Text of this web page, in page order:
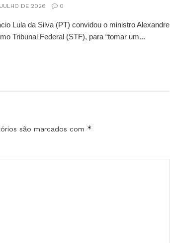
DE 2026 0
Lula da Silva (PT) convidou o ministro Alexandre
Tribunal Federal (STF), para “tomar um...
são marcados com *